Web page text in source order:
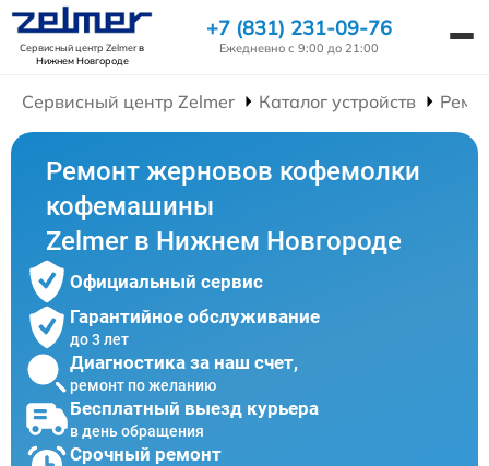
Сервисный центр Zelmerв
Нижнем Новгороде
+7 (831) 231-09-76
Ежедневно с 9:00 до 21:00
Сервисный центр Zelmer Каталог устройств
Ремонт жерновов кофемолки
кофемашины
Zelmer в Нижнем Новгороде
Официальный сервис
Гарантийное обслуживание
до 3 лет
Диагностика за наш счет,
ремонт по желанию
Бесплатный выезд курьера
в день обращения
Срочный ремонт